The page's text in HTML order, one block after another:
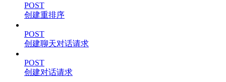
POST
创建重排序
POST
创建聊天对话请求
POST
创建对话请求